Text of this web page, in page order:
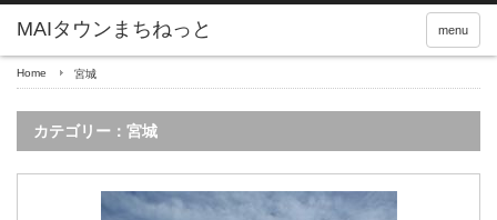
menu
Home 宮城
カテゴリー：宮城